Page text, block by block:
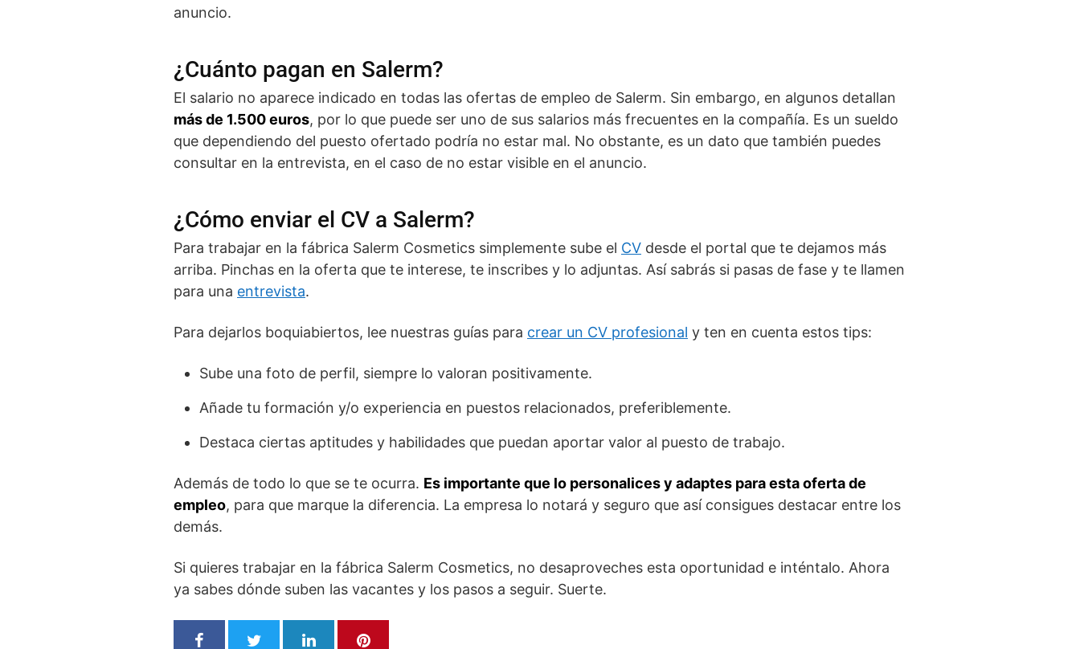
anuncio.
¿Cuánto pagan en Salerm?
El salario no aparece indicado en todas las ofertas de empleo de Salerm. Sin embargo, en algunos detallan
más de 1.500 euros, por lo que puede ser uno de sus salarios más frecuentes en la compañía. Es un sueldo
que dependiendo del puesto ofertado podría no estar mal. No obstante, es un dato que también puedes
consultar en la entrevista, en el caso de no estar visible en el anuncio.
¿Cómo enviar el CV a Salerm?
Para trabajar en la fábrica Salerm Cosmetics simplemente sube el CV desde el portal que te dejamos más
arriba. Pinchas en la oferta que te interese, te inscribes y lo adjuntas. Así sabrás si pasas de fase y te llamen
para una entrevista.
Para dejarlos boquiabiertos, lee nuestras guías para crear un CV profesional y ten en cuenta estos tips:
Sube una foto de perfil, siempre lo valoran positivamente.
Añade tu formación y/o experiencia en puestos relacionados, preferiblemente.
Destaca ciertas aptitudes y habilidades que puedan aportar valor al puesto de trabajo.
Además de todo lo que se te ocurra. Es importante que lo personalices y adaptes para esta oferta de
empleo, para que marque la diferencia. La empresa lo notará y seguro que así consigues destacar entre los
demás.
Si quieres trabajar en la fábrica Salerm Cosmetics, no desaproveches esta oportunidad e inténtalo. Ahora
ya sabes dónde suben las vacantes y los pasos a seguir. Suerte.